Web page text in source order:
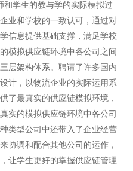
和学生的教与学的实际模拟过
业和学校的一致认可，通过对
信息提供基础支撑，满足学校
模拟供应链环境中各公司之间
层架构体系。聘请了许多国内
计，以物流企业的实际运用系
了最真实的供应链模拟环境，
实的模拟供应链环境中各公司
类型公司中还带入了企业经营
协调和配合其他公司的运作，
让学生更好的掌握供应链管理